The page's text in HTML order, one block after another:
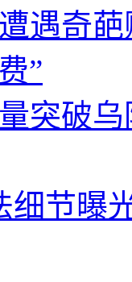
遇奇
”
突破
细节